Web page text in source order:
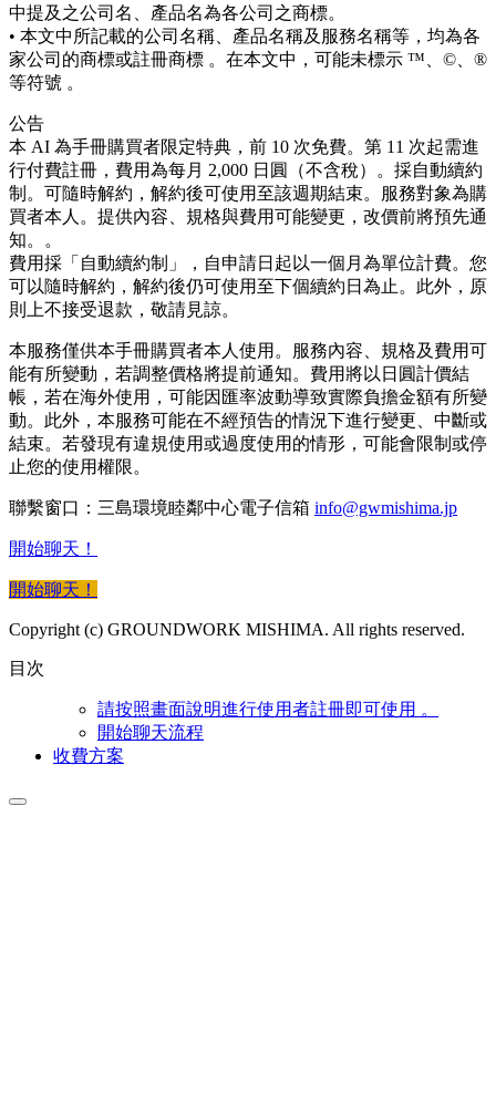
中提及之公司名、產品名為各公司之商標。
• 本文中所記載的公司名稱、產品名稱及服務名稱等，均為各
家公司的商標或註冊商標 。在本文中，可能未標示 ™、©、®
等符號 。
公告
本 AI 為手冊購買者限定特典，前 10 次免費。第 11 次起需進
行付費註冊，費用為每月 2,000 日圓（不含稅）。採自動續約
制。可隨時解約，解約後可使用至該週期結束。服務對象為購
買者本人。提供內容、規格與費用可能變更，改價前將預先通
知。。
費用採「自動續約制」，自申請日起以一個月為單位計費。您
可以隨時解約，解約後仍可使用至下個續約日為止。此外，原
則上不接受退款，敬請見諒。
本服務僅供本手冊購買者本人使用。服務內容、規格及費用可
能有所變動，若調整價格將提前通知。費用將以日圓計價結
帳，若在海外使用，可能因匯率波動導致實際負擔金額有所變
動。此外，本服務可能在不經預告的情況下進行變更、中斷或
結束。若發現有違規使用或過度使用的情形，可能會限制或停
止您的使用權限。
聯繫窗口：三島環境睦鄰中心電子信箱 info@gwmishima.jp
開始聊天！
開始聊天！
Copyright (c) GROUNDWORK MISHIMA. All rights reserved.
目次
請按照畫面說明進行使用者註冊即可使用 。
開始聊天流程
收費方案